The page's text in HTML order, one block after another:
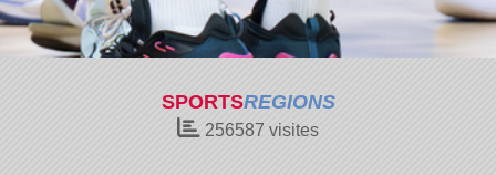
SPORTSREGIONS
256587 visites